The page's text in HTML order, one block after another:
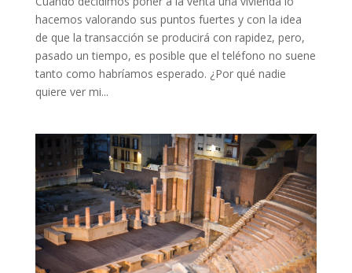
hacemos valorando sus puntos fuertes y con la idea
de que la transacción se producirá con rapidez, pero,
pasado un tiempo, es posible que el teléfono no suene
tanto como habríamos esperado. ¿Por qué nadie
quiere ver mi...